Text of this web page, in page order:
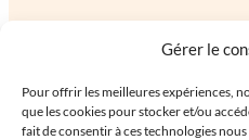
Gérer le
Pour offrir les meilleures expériences,
que les cookies pour stocker et/ou
fait de consentir à ces technologies
Le chalet est-il adapté
À quelle heure peut-on